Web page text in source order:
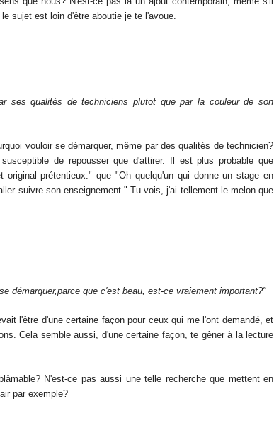
sujet est loin d'être aboutie je te l'avoue.
ses qualités de techniciens plutot que par la couleur de son
vouloir se démarquer, même par des qualités de technicien?
de repousser que d'attirer. Il est plus probable que
prétentieux." que "Oh quelqu'un qui donne un stage en
suivre son enseignement." Tu vois, j'ai tellement le melon que
démarquer,parce que c'est beau, est-ce vraiement important?"
l'être d'une certaine façon pour ceux qui me l'ont demandé, et
Cela semble aussi, d'une certaine façon, te gêner à la lecture
N'est-ce pas aussi une telle recherche que mettent en
par exemple?